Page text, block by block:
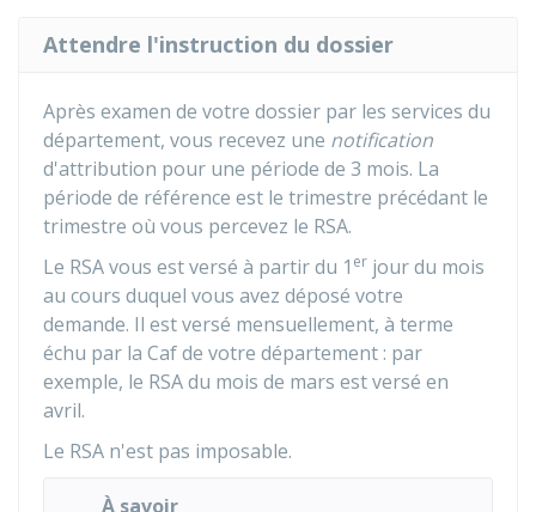
Attendre l'instruction du dossier
Après examen de votre dossier par les services du
département, vous recevez une notification
d'attribution pour une période de 3 mois. La
période de référence est le trimestre précédant le
trimestre où vous percevez le RSA.
Le RSA vous est versé à partir du 1 er jour du mois
au cours duquel vous avez déposé votre
demande. Il est versé mensuellement, à terme
échu par la Caf de votre département : par
exemple, le RSA du mois de mars est versé en
avril.
Le RSA n'est pas imposable.
À savoir